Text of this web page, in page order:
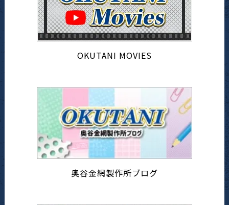
OKUTANI MOVIES
奥谷金網製作所ブログ